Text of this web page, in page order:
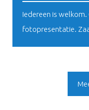
Iedereen is
fotopresentatie.